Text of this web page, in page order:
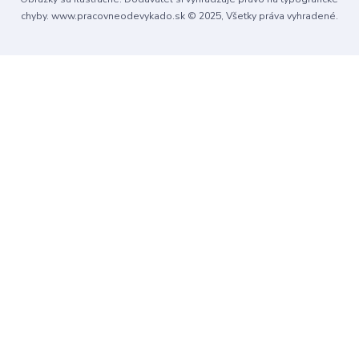
chyby. www.pracovneodevykado.sk © 2025, Všetky práva vyhradené.